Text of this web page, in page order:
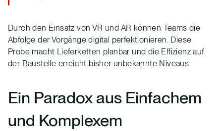
Durch den Einsatz von VR und AR können Teams die
Abfolge der Vorgänge digital perfektionieren. Diese
Probe macht Lieferketten planbar und die Effizienz auf
der Baustelle erreicht bisher unbekannte Niveaus.
Ein Paradox aus Einfachem
und Komplexem